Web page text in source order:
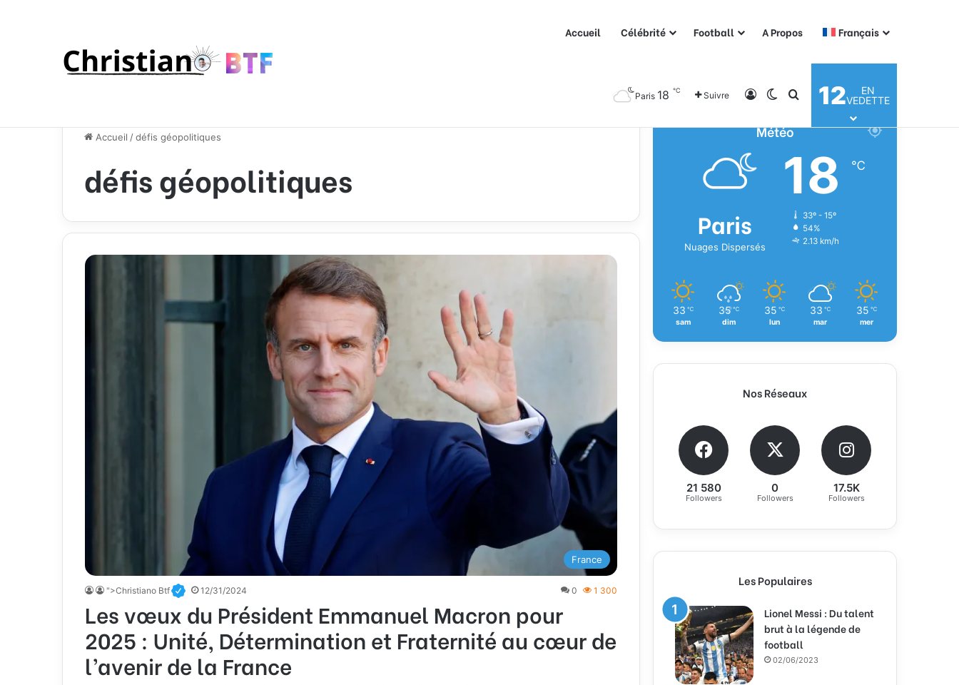
Accueil Célébrité Football A Propos Français
Paris 18 ℃ Suivre ConnexionSwitch skin
Rechercher
12
EN
VEDETTE
Accueil /défis géopolitiques
défis géopolitiques
France
">Christiano Btf 12/31/2024 0 1 300
Les vœux du Président Emmanuel Macron pour
2025 : Unité, Détermination et Fraternité au cœur de
l’avenir de la France
Météo
Paris
Nuages Dispersés
18 ℃
33º - 15º
54%
2.13 km/h
33 ℃
sam
35 ℃
dim
35 ℃
lun
33 ℃
mar
35 ℃
mer
Nos Réseaux
21 580
Followers
0
Followers
17.5K
Followers
Les Populaires
Lionel Messi : Du talent
brut à la légende de
football
02/06/2023